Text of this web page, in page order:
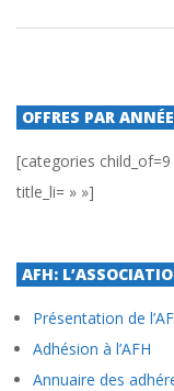
OFFRES PAR ANNÉE
[categories
title_li= » »]
AFH:
Présentation de
Adhésion à l’AFH
Annuaire des